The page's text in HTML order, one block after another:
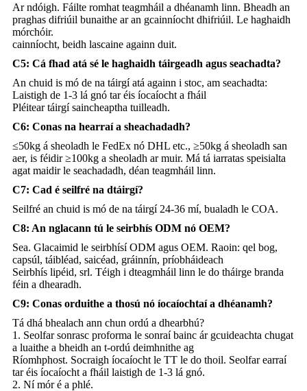
Ar ndóigh. Fáilte romhat teagmháil a dhéanamh linn. Bheadh ​​an
praghas difriúil bunaithe ar an gcainníocht dhifriúil. Le haghaidh
mórchóir.
cainníocht, beidh lascaine againn duit.
C5: Cá fhad atá sé le haghaidh táirgeadh agus seachadta?
An chuid is mó de na táirgí atá againn i stoc, am seachadta:
Laistigh de 1-3 lá gnó tar éis íocaíocht a fháil
Pléitear táirgí saincheaptha tuilleadh.
C6: Conas na hearraí a sheachadadh?
≤50kg á sheoladh le FedEx nó DHL etc., ≥50kg á sheoladh san
aer, is féidir ≥100kg a sheoladh ar muir. Má tá iarratas speisialta
agat maidir le seachadadh, déan teagmháil linn.
C7: Cad é seilfré na dtáirgí?
Seilfré an chuid is mó de na táirgí 24-36 mí, bualadh le COA.
C8: An nglacann tú le seirbhís ODM nó OEM?
Sea. Glacaimid le seirbhísí ODM agus OEM. Raoin: qel bog,
capsúl, táibléad, saicéad, gráinnín, príobháideach
Seirbhís lipéid, srl. Téigh i dteagmháil linn le do tháirge branda
féin a dhearadh.
C9: Conas orduithe a thosú nó íocaíochtaí a dhéanamh?
Tá dhá bhealach ann chun ordú a dhearbhú?
1. Seolfar sonrasc proforma le sonraí bainc ár gcuideachta chugat
a luaithe a bheidh an t-ordú deimhnithe ag
Ríomhphost. Socraigh íocaíocht le TT le do thoil. Seolfar earraí
tar éis íocaíocht a fháil laistigh de 1-3 lá gnó.
2. Ní mór é a phlé.